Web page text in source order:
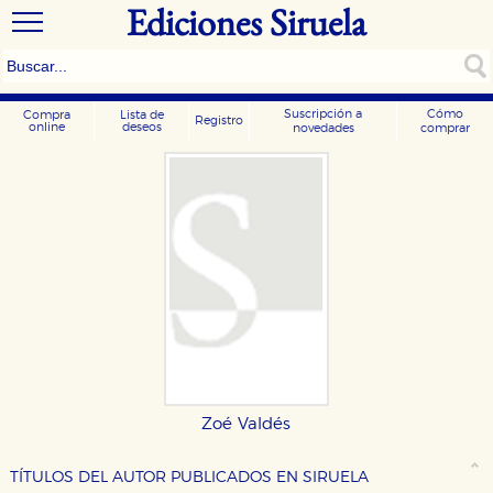
Ediciones Siruela
Compra
online
Lista de
deseos
Registro
Suscripción a
novedades
Cómo
comprar
Zoé Valdés
TÍTULOS DEL AUTOR PUBLICADOS EN SIRUELA
CONFIGURACIÓN DE COOKIES
HABILITAR TODO RECHAZAR TODO